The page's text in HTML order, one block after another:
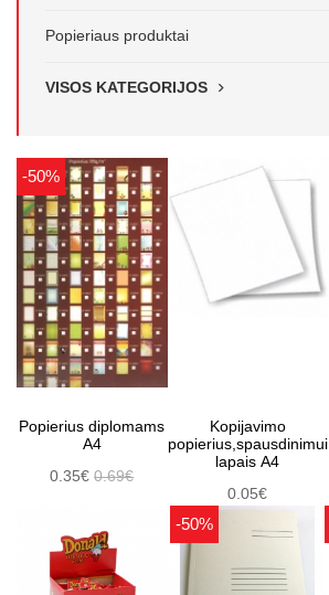
Popieriaus produktai
VISOS KATEGORIJOS
-50%
Popierius diplomams
A4
0.35€0.69€
Kopijavimo
popierius,spausdinimui
lapais A4
0.05€
-50%